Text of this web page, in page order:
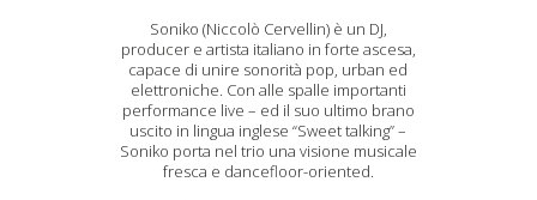
Soniko (Niccolò Cervellin) è un DJ,
producer e artista italiano in forte ascesa,
capace di unire sonorità pop, urban ed
elettroniche. Con alle spalle importanti
performance live – ed il suo ultimo brano
uscito in lingua inglese “Sweet talking” –
Soniko porta nel trio una visione musicale
fresca e dancefloor-oriented.